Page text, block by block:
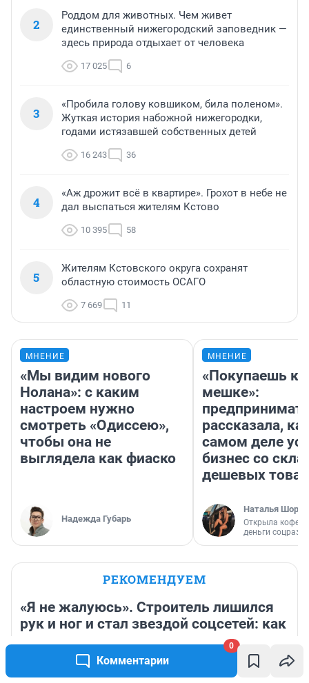
Комментарии
0
2
Роддом для животных. Чем живет
единственный нижегородский заповедник —
здесь природа отдыхает от человека
17 025 6
3
«Пробила голову ковшиком, била поленом».
Жуткая история набожной нижегородки,
годами истязавшей собственных детей
16 243 36
4
«Аж дрожит всё в квартире». Грохот в небе не
дал выспаться жителям Кстово
10 395 58
5
Жителям Кстовского округа сохранят
областную стоимость ОСАГО
7 669 11
МНЕНИЕ
«Мы видим нового
Нолана»: с каким
настроем нужно
смотреть «Одиссею»,
чтобы она не
выглядела как фиаско
Надежда Губарь
МНЕНИЕ
«Покупаешь
мешке»:
рассказала,
самом деле
бизнес со
дешевых
Наталья
Открыла
деньги
РЕКОМЕНДУЕМ
«Я не жалуюсь». Строитель лишился
рук и ног и стал звездой соцсетей: как
он живет и почему его семью искал
весь Узбекистан
20 часов 17 564 58